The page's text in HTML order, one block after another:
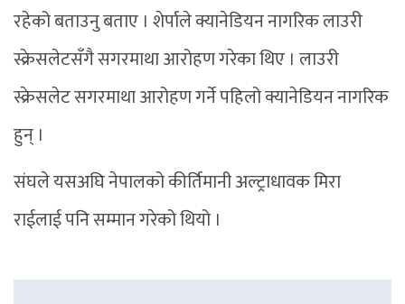
रहेको बताउनु बताए । शेर्पाले क्यानेडियन नागरिक लाउरी
स्क्रेसलेटसँगै सगरमाथा आरोहण गरेका थिए । लाउरी
स्क्रेसलेट सगरमाथा आरोहण गर्ने पहिलो क्यानेडियन नागरिक
हुन् ।
संघले यसअघि नेपालको कीर्तिमानी अल्ट्राधावक मिरा
राईलाई पनि सम्मान गरेको थियो ।